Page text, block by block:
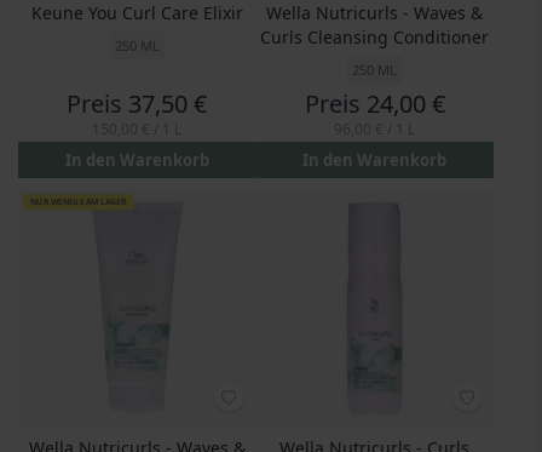
Keune You Curl Care Elixir
250 ML
Preis 37,50 €
In den Warenkorb
Wella Nutricurls - Waves &
Curls Cleansing Conditioner
250 ML
Preis 24,00 €
In den Warenkorb
NUR WENIGE AM LAGER